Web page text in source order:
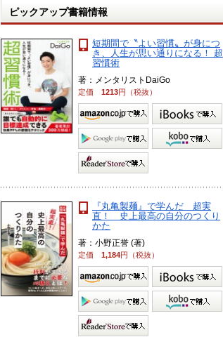
ピックアップ書籍情報
短期間で〝よい習慣〟が身につ
き、人生が思い通りになる！ 超
習慣術
著：メンタリストDaiGo
定価 1213円（税抜）
『丸亀製麺』で学んだ 超実
直！ 史上最高の自分のつくり
かた
著：小野正誉 (著)
定価 1,184円（税抜）